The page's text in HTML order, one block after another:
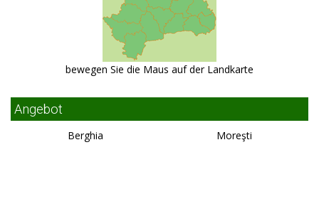
bewegen Sie die Maus auf der Landkarte
Angebot
Berghia Moreşti